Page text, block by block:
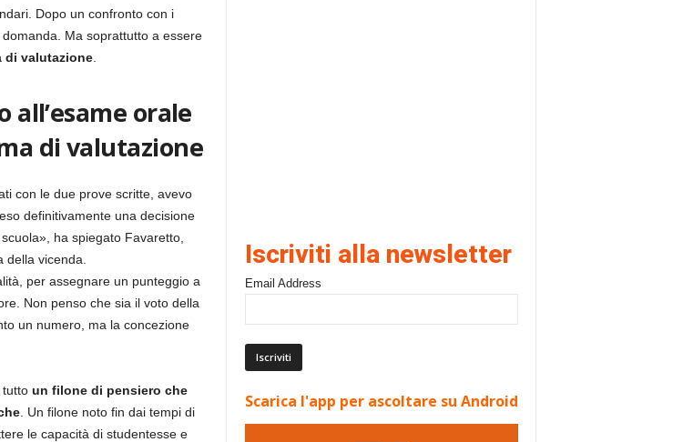
Dopo un confronto con i
Ma soprattutto a essere
di valutazione.
orale
di valutazione
con le due prove scritte, avevo
definitivamente una decisione
ha spiegato Favaretto,
della vicenda.
per assegnare un punteggio a
Non penso che sia il voto della
un numero, ma la concezione
un filone di pensiero che
. Un filone noto fin dai tempi di
le capacità di studentesse e
Iscriviti alla newsletter
Email Address
Scarica l'app per ascoltare su Android